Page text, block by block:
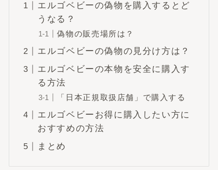
エルゴベビーの偽物を購入するとど
うなる？
偽物の販売場所は？
エルゴベビーの偽物の見分け方は？
エルゴベビーの本物を安全に購入す
る方法
「日本正規取扱店舗」で購入する
エルゴベビーお得に購入したい方に
おすすめの方法
まとめ